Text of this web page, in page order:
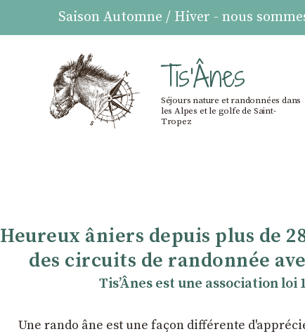
Saison Automne / Hiver - nous
Tis'Ânes
Séjours nature et randonnées dans
les Alpes et le golfe de Saint-
Tropez
Heureux âniers depuis plus de
des circuits de randonnée
TisʼÂnes est une association
Une rando âne est une façon différente